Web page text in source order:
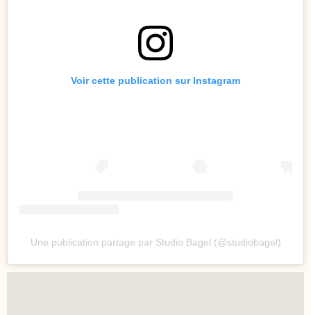
Voir cette publication sur Instagram
Une publication partage par Studio Bagel (@studiobagel)